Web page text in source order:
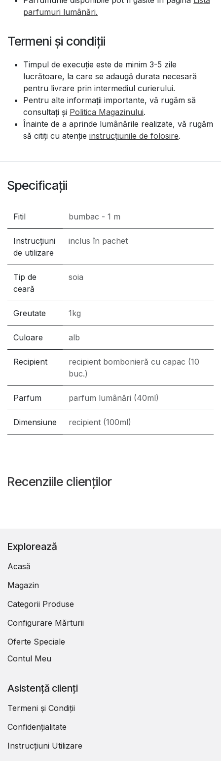
parfumuri lumânări.
Termeni și condiții
Timpul de execuție este de minim 3-5 zile
lucrătoare, la care se adaugă durata necesară
pentru livrare prin intermediul curierului.
Pentru alte informații importante, vă rugăm să
consultați și Politica Magazinului.
Înainte de a aprinde lumânările realizate, vă rugăm
să citiți cu atenție instrucțiunile de folosire.
Specificații
Fitil bumbac - 1 m
Instrucțiuni
de utilizare
inclus în pachet
Tip de
ceară
soia
Greutate 1kg
Culoare alb
Recipient
recipient bombonieră cu capac (10
buc.)
Parfum parfum lumânări (40ml)
Dimensiune recipient (100ml)
Recenziile clienților
Explorează
Acasă
Magazin
Categorii Produse
Configurare Mărturii
Oferte Speciale
Contul Meu
Asistență clienți
Termeni și Condiții
Confidențialitate
Instrucțiuni Utilizare